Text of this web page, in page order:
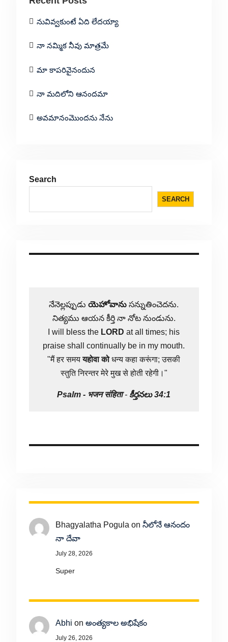
నువివ్వకుంటే ఏది లేదయ్యా
నా నమ్మిక నీవు మాత్రమే
మా కాపరివైనందున
నా మదిలోని ఆనందమా
అవమానంమొందను నేను
Search
SEARCH
నేనెల్లప్పుడుయెహోవాను సన్నుతించెదను.
నిత్యము ఆయన కీర్తి నా నోట నుండును.
I will bless the LORD at all times; his
praise shall continually be in my mouth.
"मैं हर समययहोवा कोधन्य कहा करूंगा; उसकी
स्तुति निरन्तर मेरे मुख से होती रहेगी।"
Psalm - भजन संहिता- కీర్తనలు 34:1
Bhagyalatha Pogula on నీలోనే ఆనందం
నా దేవా
July 28, 2026
Super
Abhi on అంత్యకాల అభిషేకం
July 26, 2026